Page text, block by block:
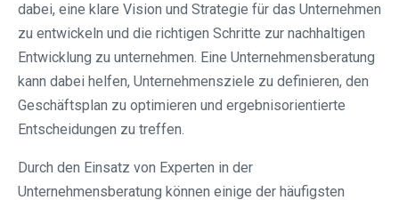
dabei, eine klare Vision und Strategie für das Unternehmen
zu entwickeln und die richtigen Schritte zur nachhaltigen
Entwicklung zu unternehmen. Eine Unternehmensberatung
kann dabei helfen, Unternehmensziele zu definieren, den
Geschäftsplan zu optimieren und ergebnisorientierte
Entscheidungen zu treffen.
Durch den Einsatz von Experten in der
Unternehmensberatung können einige der häufigsten